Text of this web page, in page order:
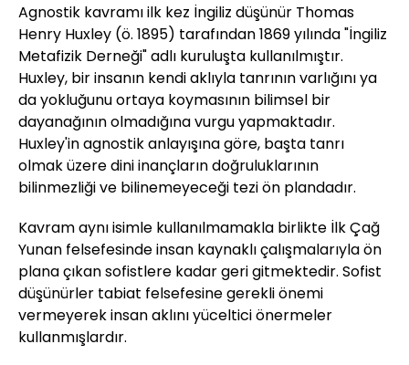
Agnostik kavramı ilk kez İngiliz düşünür Thomas
Henry Huxley (ö. 1895) tarafından 1869 yılında "İngiliz
Metafizik Derneği" adlı kuruluşta kullanılmıştır.
Huxley, bir insanın kendi aklıyla tanrının varlığını ya
da yokluğunu ortaya koymasının bilimsel bir
dayanağının olmadığına vurgu yapmaktadır.
Huxley'in agnostik anlayışına göre, başta tanrı
olmak üzere dini inançların doğruluklarının
bilinmezliği ve bilinemeyeceği tezi ön plandadır.
Kavram aynı isimle kullanılmamakla birlikte İlk Çağ
Yunan felsefesinde insan kaynaklı çalışmalarıyla ön
plana çıkan sofistlere kadar geri gitmektedir. Sofist
düşünürler tabiat felsefesine gerekli önemi
vermeyerek insan aklını yüceltici önermeler
kullanmışlardır.